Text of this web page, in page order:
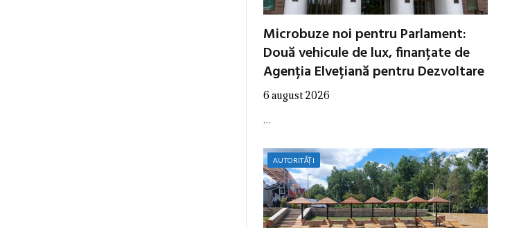
Microbuze noi pentru Parlament:
Două vehicule de lux, finanțate de
Agenția Elvețiană pentru Dezvoltare
6 august 2026
…
AUTORITĂȚI